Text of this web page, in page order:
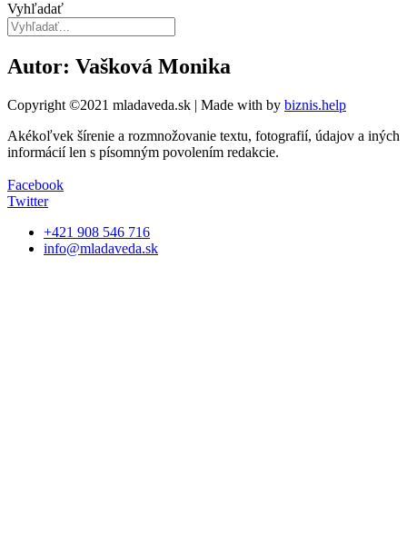
Vyhľadať
Autor: Vašková Monika
Copyright ©2021 mladaveda.sk | Made with by biznis.help
Akékoľvek šírenie a rozmnožovanie textu, fotografií, údajov a iných
informácií len s písomným povolením redakcie.
Facebook
Twitter
+421 908 546 716
info@mladaveda.sk